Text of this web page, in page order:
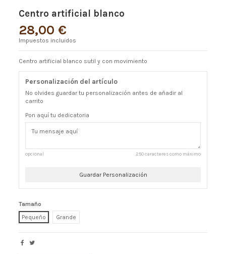
Centro artificial blanco
28,00 €
Impuestos incluidos
Centro artificial blanco sutil y con movimiento
Personalización del artículo
No olvides guardar tu personalización antes de añadir al
carrito
Pon aquí tu dedicatoria
opcional 250 caracteres como máximo
Guardar Personalización
Tamaño
Pequeño
Grande